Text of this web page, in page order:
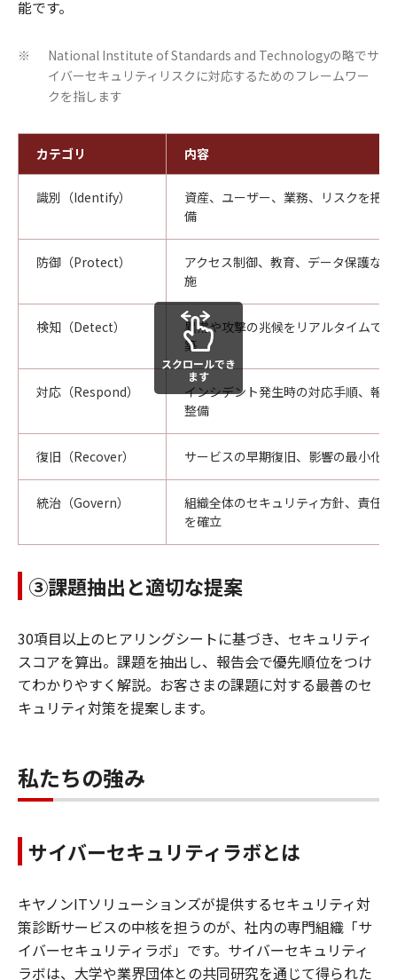
能です。
※
National Institute of Standards and Technologyの略でサ
イバーセキュリティリスクに対応するためのフレームワー
クを指します
カテゴリ 内容
識別（Identify）
資産、ユーザー、業務、リスクを把
備
防御（Protect）
アクセス制御、教育、データ保護な
施
検知（Detect）
異常や攻撃の兆候をリアルタイムで
築
対応（Respond）
インシデント発生時の対応手順、報
整備
復旧（Recover） サービスの早期復旧、影響の最小化
統治（Govern）
組織全体のセキュリティ方針、責任
を確立
スクロールでき
ます
③課題抽出と適切な提案
30項目以上のヒアリングシートに基づき、セキュリティ
スコアを算出。課題を抽出し、報告会で優先順位をつけ
てわかりやすく解説。お客さまの課題に対する最善のセ
キュリティ対策を提案します。
私たちの強み
サイバーセキュリティラボとは
キヤノンITソリューションズが提供するセキュリティ対
策診断サービスの中核を担うのが、社内の専門組織「サ
イバーセキュリティラボ」です。サイバーセキュリティ
ラボは、大学や業界団体との共同研究を通じて得られた